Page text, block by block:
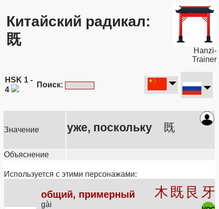
Китайский радикал:
既
Hanzi-
Trainer
HSK 1 -
4
Поиск:
Значение уже, поскольку 既
Объяснение
Используется с этими персонажами:
общий, примерный
gài
木 既 艮 牙